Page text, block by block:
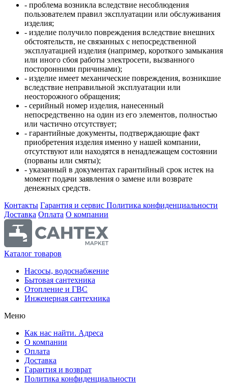
- проблема возникла вследствие несоблюдения
пользователем правил эксплуатации или обслуживания
изделия;
- изделие получило повреждения вследствие внешних
обстоятельств, не связанных с непосредственной
эксплуатацией изделия (например, короткого замыкания
или иного сбоя работы электросети, вызванного
посторонними причинами);
- изделие имеет механические повреждения, возникшие
вследствие неправильной эксплуатации или
неосторожного обращения;
- серийный номер изделия, нанесенный
непосредственно на один из его элементов, полностью
или частично отсутствует;
- гарантийные документы, подтверждающие факт
приобретения изделия именно у нашей компании,
отсутствуют или находятся в ненадлежащем состоянии
(порваны или смяты);
- указанный в документах гарантийный срок истек на
момент подачи заявления о замене или возврате
денежных средств.
Контакты Гарантия и сервис Политика конфиденциальности
Доставка Оплата О компании
Каталог товаров
Насосы, водоснабжение
Бытовая сантехника
Отопление и ГВС
Инженерная сантехника
Меню
Как нас найти. Адреса
О компании
Оплата
Доставка
Гарантия и возврат
Политика конфиденциальности